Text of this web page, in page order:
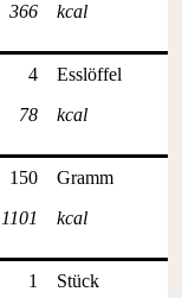
366
kcal
4
78
Esslöffel
kcal
150
1101
Gramm
kcal
1
Stück